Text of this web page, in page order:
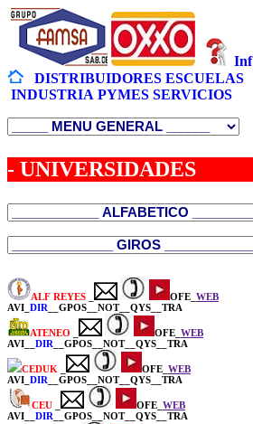
Inf
DISTRIBUIDORES ESCUELAS
INDUSTRIA PYMES SERVICIOS
- UNIVERSIDADES
ALF REYES OFE_ WEB
AVI_ DIR __GPOS__NOT__QYS__TRA
ATENEO OFE_ WEB
AVI__ DIR __GPOS__NOT__QYS__TRA
CEDUK OFE_ WEB
AVI_ DIR __GPOS__NOT__QYS__TRA
CEU OFE_ WEB
AVI__ DIR __GPOS__NOT__QYS__TRA